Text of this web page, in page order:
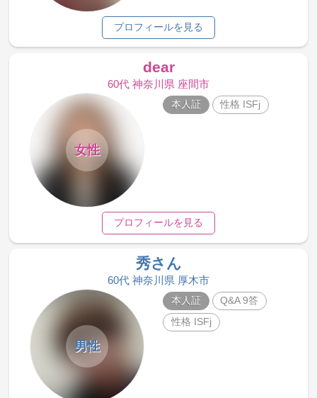
プロフィールを見る
dear
60代 神奈川県 座間市
女性
本人証 性格 ISFj
プロフィールを見る
秀さん
60代 神奈川県 厚木市
男性
本人証
Q&A 9答
性格 ISFj